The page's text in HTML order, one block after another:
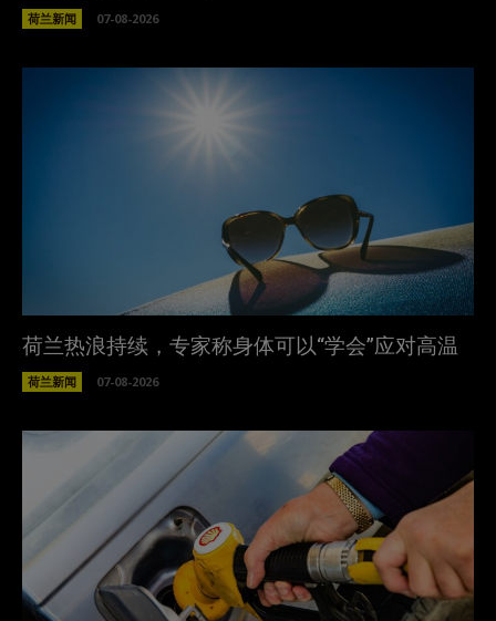
荷兰新闻 07-08-2026
荷兰热浪持续，专家称身体可以“学会”应对高温
荷兰新闻 07-08-2026